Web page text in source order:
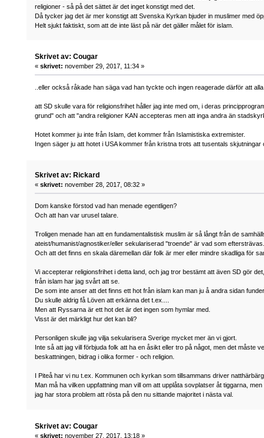
religioner - så på det sättet är det inget konstigt med det.
Då tycker jag det är mer konstigt att Svenska Kyrkan bjuder in muslimer med
Helt sjukt faktiskt, som att de inte läst på när det gäller målet för islam.
Skrivet av: Cougar
«skrivet: november 29, 2017, 11:34 »
..eller också råkade han säga vad han tyckte och ingen reagerade därför att
att SD skulle vara för religionsfrihet håller jag inte med om, i deras
grund" och att "andra religioner KAN accepteras men att inga andra än
Hotet kommer ju inte från Islam, det kommer från Islamistiska extremister.
Ingen säger ju att hotet i USA kommer från kristna trots att tusentals
Skrivet av: Rickard
«skrivet: november 28, 2017, 08:32 »
Dom kanske förstod vad han menade egentligen?
Och att han var urusel talare.
Troligen menade han att en fundamentalistisk muslim är så långt från de
ateist/humanist/agnostiker/eller sekulariserad "troende" är vad som
Och att det finns en skala däremellan där folk är mer eller mindre skadliga för
Vi accepterar religionsfrihet i detta land, och jag tror bestämt att även SD gör
från islam har jag svårt att se.
De som inte anser att det finns ett hot från islam kan man ju å andra sidan
Du skulle aldrig få Löven att erkänna det t.ex....
Men att Ryssarna är ett hot det är det ingen som hymlar med.
Visst är det märkligt hur det kan bli?
Personligen skulle jag vilja sekularisera Sverige mycket mer än vi gjort.
Inte så att jag vill förbjuda folk att ha en åsikt eller tro på något, men det måste
beskattningen, bidrag i olika former - och religion.
I Piteå har vi nu t.ex. Kommunen och kyrkan som tillsammans driver
Man må ha vilken uppfattning man vill om att upplåta sovplatser åt tiggarna,
jag har stora problem att rösta på den nu sittande majoritet i nästa val.
Skrivet av: Cougar
«skrivet: november 27, 2017, 13:18 »